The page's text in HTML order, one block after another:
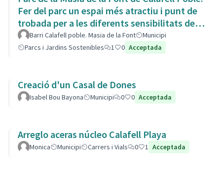
Fer del parc un espai més atractiu i punt de
trobada per a les diferents sensibilitats del
barri.Barri Calafell poble. Masia de la Font
Municipi
Parcs i Jardins Sostenibles
1 0 Acceptada
Creació d'un Casal de Dones
Isabel Bou Bayona Municipi 0 0 Acceptada
Arreglo aceras núcleo Calafell Playa
Monica Municipi Carrers i Vials 0 1 Acceptada